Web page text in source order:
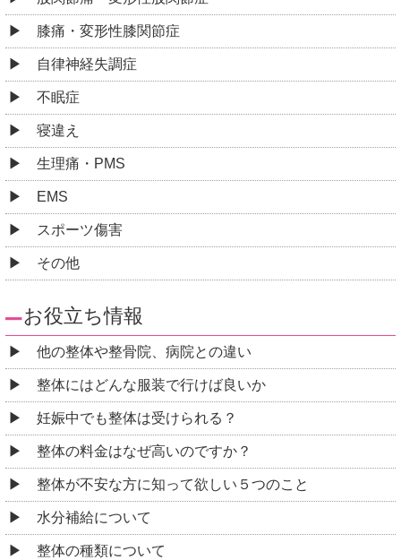
膝痛・変形性膝関節症
自律神経失調症
不眠症
寝違え
生理痛・PMS
EMS
スポーツ傷害
その他
お役立ち情報
他の整体や整骨院、病院との違い
整体にはどんな服装で行けば良いか
妊娠中でも整体は受けられる？
整体の料金はなぜ高いのですか？
整体が不安な方に知って欲しい５つのこと
水分補給について
整体の種類について